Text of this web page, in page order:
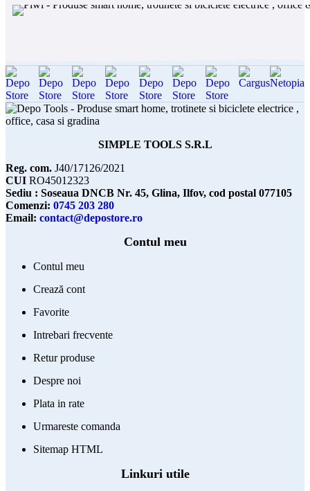
SIMPLE TOOLS S.R.L
Reg. com. J40/17126/2021
CUI RO45012323
Sediu : Soseaua DNCB Nr. 45, Glina, Ilfov, cod postal 077105
Comenzi: 0745 203 280
Email: contact@depostore.ro
Contul meu
Contul meu
Crează cont
Favorite
Intrebari frecvente
Retur produse
Despre noi
Plata in rate
Urmareste comanda
Sitemap HTML
Linkuri utile